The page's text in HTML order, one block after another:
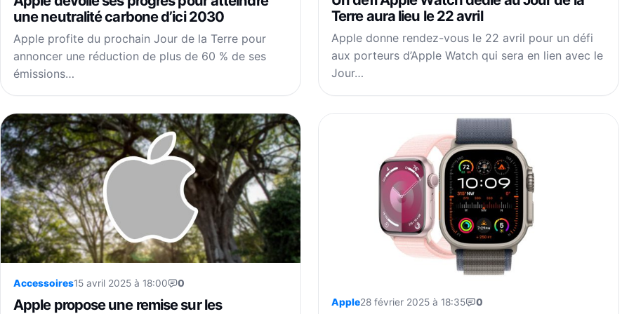
une neutralité carbone d’ici 2030
Apple profite du prochain Jour de la Terre pour
annoncer une réduction de plus de 60 % de ses
émissions…
Terre aura lieu le 22 avril
Apple donne rendez-vous le 22 avril pour un défi
aux porteurs d’Apple Watch qui sera en lien avec le
Jour…
Accessoires15 avril 2025 à 18:00 0
Apple propose une remise sur les
Apple28 février 2025 à 18:35 0